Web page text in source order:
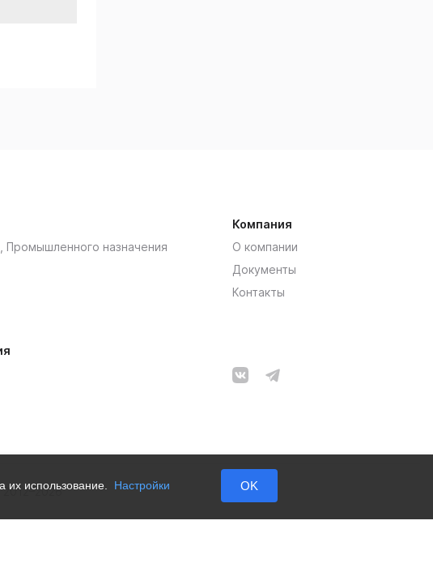
их использование. Настройки OK
назначения
Компания
О компании
Документы
Контакты